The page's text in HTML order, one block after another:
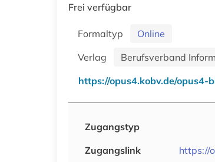
Frei verfügbar
Formaltyp
Online
Verlag
Berufsverband
https://opus4.kobv.de/opus4-
Zugangstyp
Zugangslink
https://